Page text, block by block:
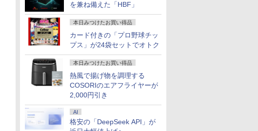
を兼ね備えた「HBF」
本日みつけたお買い得品
カード付きの「プロ野球チッ
プス」が24袋セットでオトク
本日みつけたお買い得品
熱風で揚げ物を調理する
COSORIのエアフライヤーが
2,000円引き
AI
格安の「DeepSeek API」が